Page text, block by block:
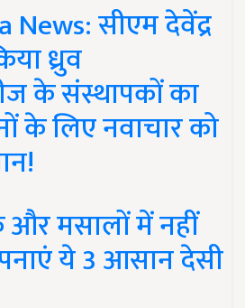
सीएम देवेंद्र
ध्रुव
के संस्थापकों का
के लिए नवाचार को
मसालों में नहीं
ये 3 आसान देसी